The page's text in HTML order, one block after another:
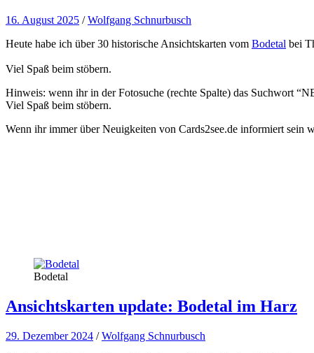
16. August 2025 /Wolfgang Schnurbusch
Heute habe ich über 30 historische Ansichtskarten vom Bodetal bei
Viel Spaß beim stöbern.
Hinweis: wenn ihr in der Fotosuche (rechte Spalte) das Suchwort
Viel Spaß beim stöbern.
Wenn ihr immer über Neuigkeiten von Cards2see.de informiert sein
Bodetal
Ansichtskarten update: Bodetal im Harz
29. Dezember 2024 /Wolfgang Schnurbusch